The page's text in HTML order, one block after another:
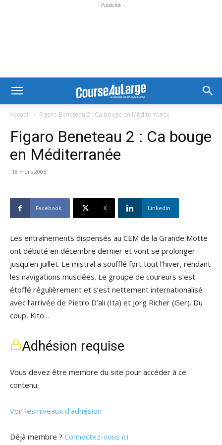
- Publicité -
Accueil Figaro Beneteau 2 : Ca bouge en Méditerranée
Figaro Beneteau 2 : Ca bouge
en Méditerranée
18 mars 2005
Facebook X Linkedin
Les entraînements dispensés au CEM de la Grande Motte
ont débuté en décembre dernier et vont se prolonger
jusqu’en juillet. Le mistral a soufflé fort tout l’hiver, rendant
les navigations musclées. Le groupe de coureurs s’est
étoffé régulièrement et s’est nettement internationalisé
avec l’arrivée de Pietro D’ali (Ita) et Jorg Richer (Ger). Du
coup, Kito…
Adhésion requise
Vous devez être membre du site pour accéder à ce
contenu.
Voir les niveaux d’adhésion
Déjà membre ? Connectez-vous ici